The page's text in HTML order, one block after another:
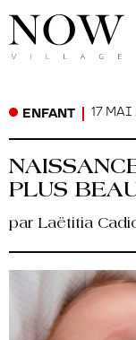
ENFANT 17
PLUS
par Laëtitia